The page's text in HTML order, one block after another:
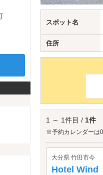
スポット名
住所
1 ～ 1件目 / 1件
※予約カレンダーは
大分県 竹田市今
Hotel Wind